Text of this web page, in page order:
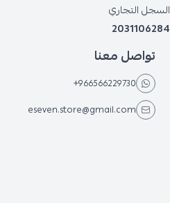
السجل التجاري
2031106284
تواصل معنا
+966566229730
eseven.store@gmail.com